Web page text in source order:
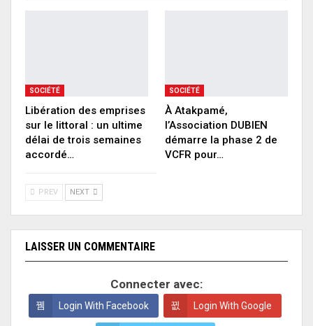
SOCIÉTÉ
Libération des emprises
sur le littoral : un ultime
délai de trois semaines
accordé…
SOCIÉTÉ
À Atakpamé,
l’Association DUBIEN
démarre la phase 2 de
VCFR pour…
PREV NEXT
LAISSER UN COMMENTAIRE
Connecter avec:
Login With Facebook Login With Google